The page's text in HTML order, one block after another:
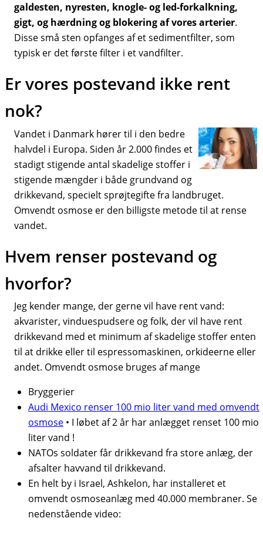
galdesten, nyresten, knogle- og led-forkalkning,
gigt, og hærdning og blokering af vores arterier.
Disse små sten opfanges af et sedimentfilter, som
typisk er det første filter i et vandfilter.
Er vores postevand ikke rent
nok?
Vandet i Danmark hører til i den bedre
halvdel i Europa. Siden år 2.000 findes et
stadigt stigende antal skadelige stoffer i
stigende mængder i både grundvand og
drikkevand, specielt sprøjtegifte fra landbruget.
Omvendt osmose er den billigste metode til at rense
vandet.
Hvem renser postevand og
hvorfor?
Jeg kender mange, der gerne vil have rent vand:
akvarister, vinduespudsere og folk, der vil have rent
drikkevand med et minimum af skadelige stoffer enten
til at drikke eller til espressomaskinen, orkideerne eller
andet. Omvendt osmose bruges af mange
Bryggerier
Audi Mexico renser 100 mio liter vand med omvendt
osmose • I løbet af 2 år har anlægget renset 100 mio
liter vand !
NATOs soldater får drikkevand fra store anlæg, der
afsalter havvand til drikkevand.
En helt by i Israel, Ashkelon, har installeret et
omvendt osmoseanlæg med 40.000 membraner. Se
nedenstående video: